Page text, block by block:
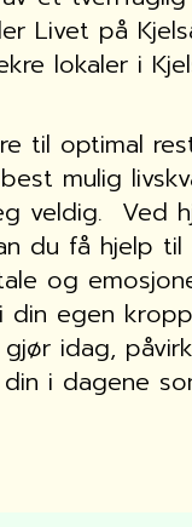
Livet på
lokaler i
til optimal
mulig
veldig. Ved
du få hjelp til
og
din egen
gjør idag,
i dagene